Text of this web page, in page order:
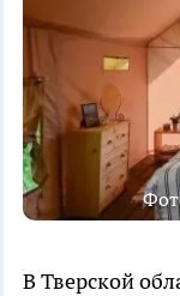
В Тверской